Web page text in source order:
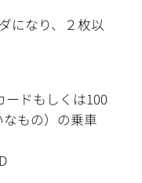
になり、２枚以
ドもしくは100
なもの）の乗車